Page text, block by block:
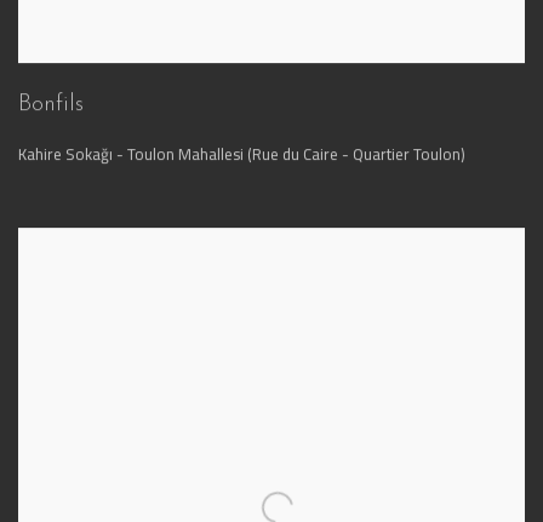
Bonfils
Kahire Sokağı - Toulon Mahallesi (Rue du Caire - Quartier Toulon)